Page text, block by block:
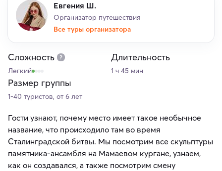
Евгения Ш.
Организатор путешествия
Все туры организатора
Сложность
Легкий
Длительность
1 ч 45 мин
Размер группы
1-40 туристов, от 6 лет
Гости узнают, почему место имеет такое необычное
название, что происходило там во время
Сталинградской битвы. Мы посмотрим все скульптуры
памятника-ансамбля на Мамаевом кургане, узнаем,
как он создавался, а также посмотрим смену